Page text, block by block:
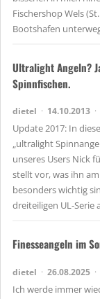
Fischershop Wels
Bootshafen
Ultralight Angeln?
Spinnfischen.
dietel 14.10.2013
Update 2017: In
„ultralight
unseres Users Nick
stellt vor, was ihn
besonders wichtig
dreiteiligen UL-Serie
Finesseangeln im
dietel 26.08.2025
Ich werde immer